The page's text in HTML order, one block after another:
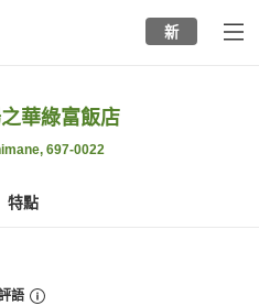
新
華綠富飯店
697-0022
特點
語